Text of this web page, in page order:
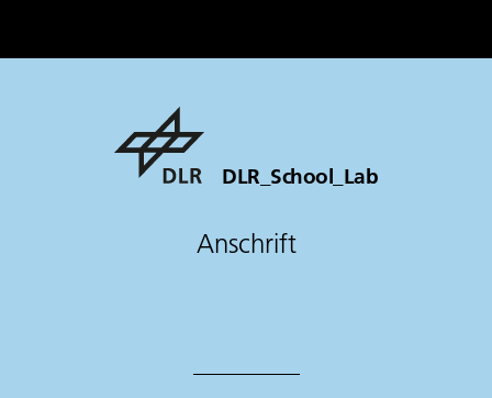
DLR_School_Lab
Anschrift